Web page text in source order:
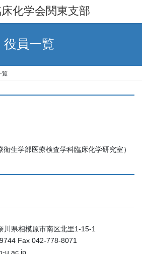
化学会関東支部
役員一覧
覧
生学部医療検査学科臨床化学研究室）
県相模原市南区北里1-15-1
Fax 042-778-8071
u.ac.jp